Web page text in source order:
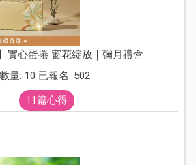
實心蛋捲 窗花綻放｜彌月禮盒
數量: 10 已報名: 502
11篇心得